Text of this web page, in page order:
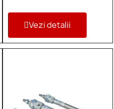
Vezi detalii